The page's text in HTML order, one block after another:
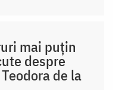
mai puțin
despre
de la